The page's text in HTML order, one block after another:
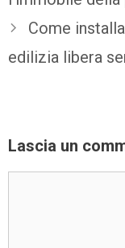
Come
edilizia libera
Lascia un